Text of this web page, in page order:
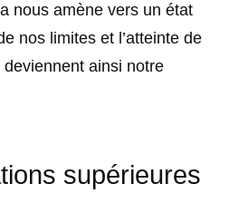
nous amène vers un état
nos limites et l’atteinte de
ainsi notre
supérieures